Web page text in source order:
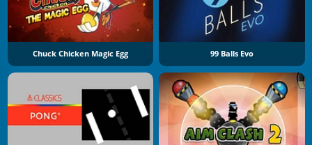
Chuck Chicken Magic Egg 99 Balls Evo